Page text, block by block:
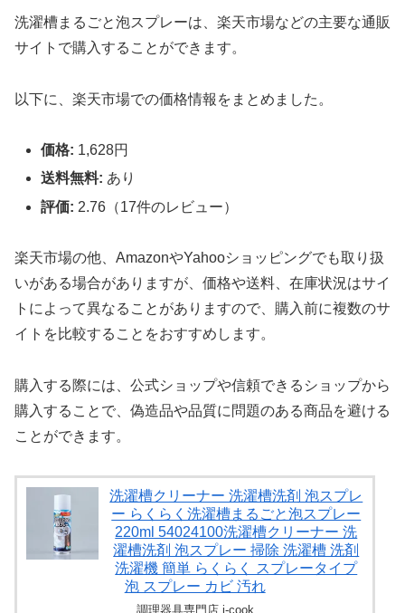
洗濯槽まるごと泡スプレーは、楽天市場などの主要な通販
サイトで購入することができます。
以下に、楽天市場での価格情報をまとめました。
価格: 1,628円
送料無料: あり
評価: 2.76（17件のレビュー）
楽天市場の他、AmazonやYahooショッピングでも取り扱
いがある場合がありますが、価格や送料、在庫状況はサイ
トによって異なることがありますので、購入前に複数のサ
イトを比較することをおすすめします。
購入する際には、公式ショップや信頼できるショップから
購入することで、偽造品や品質に問題のある商品を避ける
ことができます。
洗濯槽クリーナー 洗濯槽洗剤 泡スプレ
ー らくらく洗濯槽まるごと泡スプレー
220ml 54024100洗濯槽クリーナー 洗
濯槽洗剤 泡スプレー 掃除 洗濯槽 洗剤
洗濯機 簡単 らくらく スプレータイプ
泡 スプレー カビ 汚れ
調理器具専門店 i-cook